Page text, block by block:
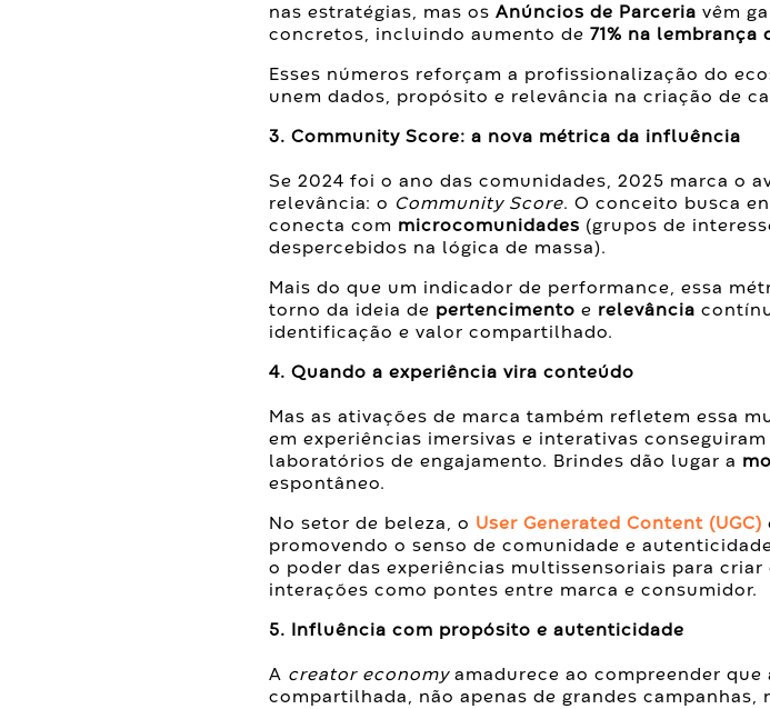
nas estratégias, mas os Anúncios de Parceria vêm
concretos, incluindo aumento de 71% na lembrança
Esses números reforçam a profissionalização do
unem dados, propósito e relevância na criação de
3. Community Score: a nova métrica da influência
Se 2024 foi o ano das comunidades, 2025 marca o
relevância: o
Community Score. O conceito busca
conecta com microcomunidades (grupos de
despercebidos na lógica de massa).
Mais do que um indicador de performance, essa
torno da ideia de pertencimento e relevância
identificação e valor compartilhado.
4. Quando a experiência vira conteúdo
Mas as ativações de marca também refletem essa
em experiências imersivas e interativas
laboratórios de engajamento. Brindes dão lugar a
espontâneo.
No setor de beleza, o User Generated Content (UGC)
promovendo o senso de comunidade e
o poder das experiências multissensoriais para
interações como pontes entre marca e consumidor.
5. Influência com propósito e autenticidade
A creator economyamadurece ao compreender que
compartilhada, não apenas de grandes campanhas,